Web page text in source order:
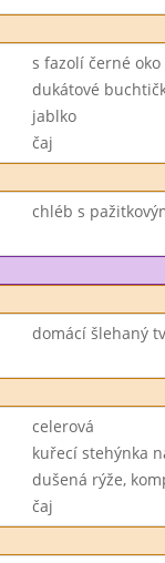
s fazolí černé oko
dukátové
jablko
čaj
chléb s
domácí šlehaný
celerová
kuřecí stehýnka
dušená rýže,
čaj